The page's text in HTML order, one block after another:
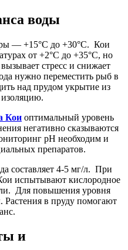
воды
— +15°C до +30°C. Кои
от +2°C до +35°C, но
стресс и снижает
нужно переместить рыб в
над прудом укрытие из
Кои оптимальный уровень
негативно сказываются
pH необходим и
препаратов.
составляет 4-5 мг/л. При
испытывают кислородное
Для повышения уровня
Растения в пруду помогают
и